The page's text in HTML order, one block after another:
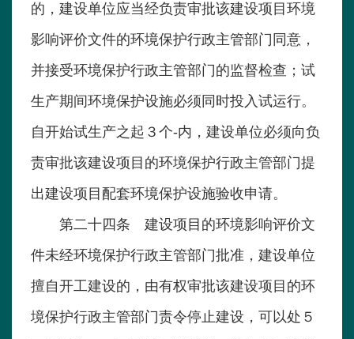
的，建设单位应当经负责审批该建设项目环境
影响评价文件的环境保护行政主管部门同意，
并接受环境保护行政主管部门的监督检查；试
生产期间环境保护设施必须同时投入试运行。
自开始试生产之起３个-内，建设单位必须向负
责审批该建设项目的环境保护行政主管部门提
出建设项目配套环境保护设施验收申请。
第二十四条 建设项目的环境影响评价文
件未经环境保护行政主管部门批准，建设单位
擅自开工建设的，由有权审批该建设项目的环
境保护行政主管部门责令停止建设，可以处５